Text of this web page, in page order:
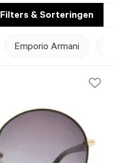
Filters & Sorteringen
Emporio Armani